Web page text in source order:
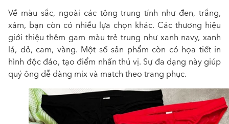
Về màu sắc, ngoài các tông trung tính như đen, trắng,
xám, bạn còn có nhiều lựa chọn khác. Các thương hiệu
giới thiệu thêm gam màu trẻ trung như xanh navy, xanh
lá, đỏ, cam, vàng. Một số sản phẩm còn có họa tiết in
hình độc đáo, tạo điểm nhấn thú vị. Sự đa dạng này giúp
quý ông dễ dàng mix và match theo trang phục.